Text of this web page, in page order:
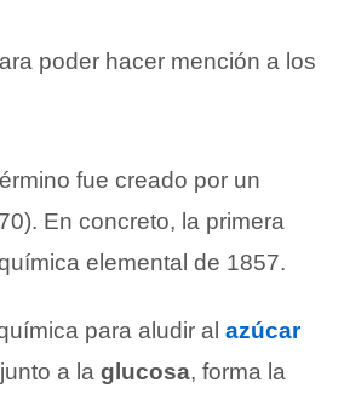
poder hacer mención a los
fue creado por un
En concreto, la primera
elemental de 1857.
para aludir al azúcar
a la glucosa, forma la